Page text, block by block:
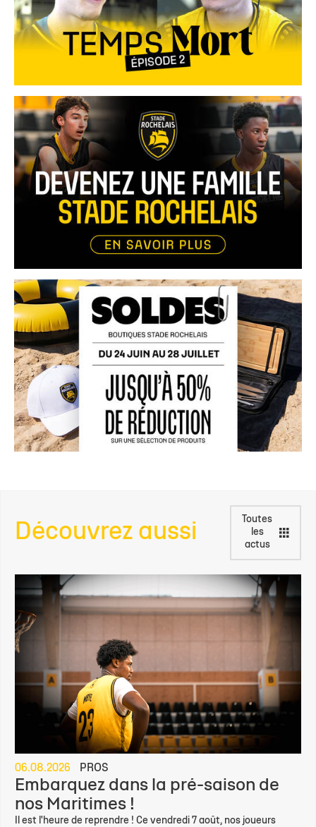
Découvrez aussi
Toutes
les
actus
06.08.2026 PROS
Embarquez dans la pré-saison de
nos Maritimes !
Il est l'heure de reprendre ! Ce vendredi 7 août, nos joueurs